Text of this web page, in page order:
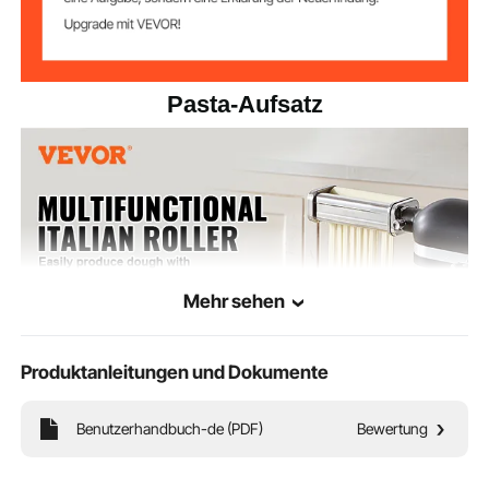
Produktgewicht 5,22 lbs / 2,37 kg
Pasta-Aufsatz
Mehr sehen
Produktanleitungen und Dokumente
Benutzerhandbuch-de (PDF) Bewertung